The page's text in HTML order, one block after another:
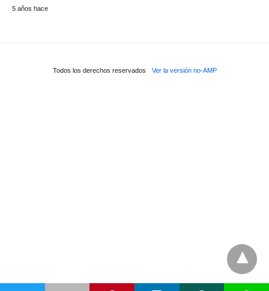
5 años hace
Todos los derechos reservados Ver la versión no-AMP